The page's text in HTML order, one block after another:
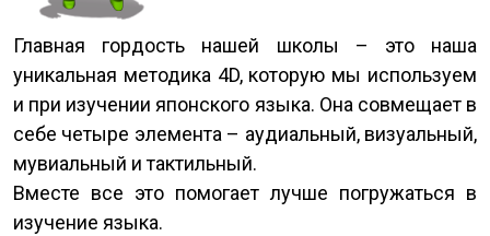
Главная гордость нашей школы – это наша
уникальная методика 4D, которую мы используем
и при изучении японского языка. Она совмещает в
себе четыре элемента – аудиальный, визуальный,
мувиальный и тактильный.
Вместе все это помогает лучше погружаться в
изучение языка.